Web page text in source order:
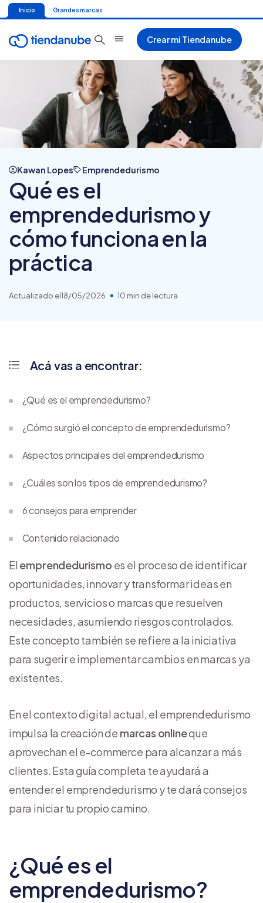
Inicio Grandes marcas
Crear mi Tiendanube
Kawan Lopes Emprendedurismo
Qué es el
emprendedurismo y
cómo funciona en la
práctica
Actualizado el18/05/2026 10 min de lectura
El emprendedurismo es el proceso de identificar
oportunidades, innovar y transformar ideas en
productos, servicios o marcas que resuelven
necesidades, asumiendo riesgos controlados.
Este concepto también se refiere a la iniciativa
para sugerir e implementar cambios en marcas ya
existentes.
En el contexto digital actual, el emprendedurismo
impulsa la creación de marcas onlineque
aprovechan el e-commerce para alcanzar a más
clientes. Esta guía completa te ayudará a
entender el emprendedurismo y te dará consejos
para iniciar tu propio camino.
¿Qué es el
emprendedurismo?
Acá vas a encontrar:
¿Qué es el emprendedurismo?
¿Cómo surgió el concepto de emprendedurismo?
Aspectos principales del emprendedurismo
¿Cuáles son los tipos de emprendedurismo?
6 consejos para emprender
Contenido relacionado